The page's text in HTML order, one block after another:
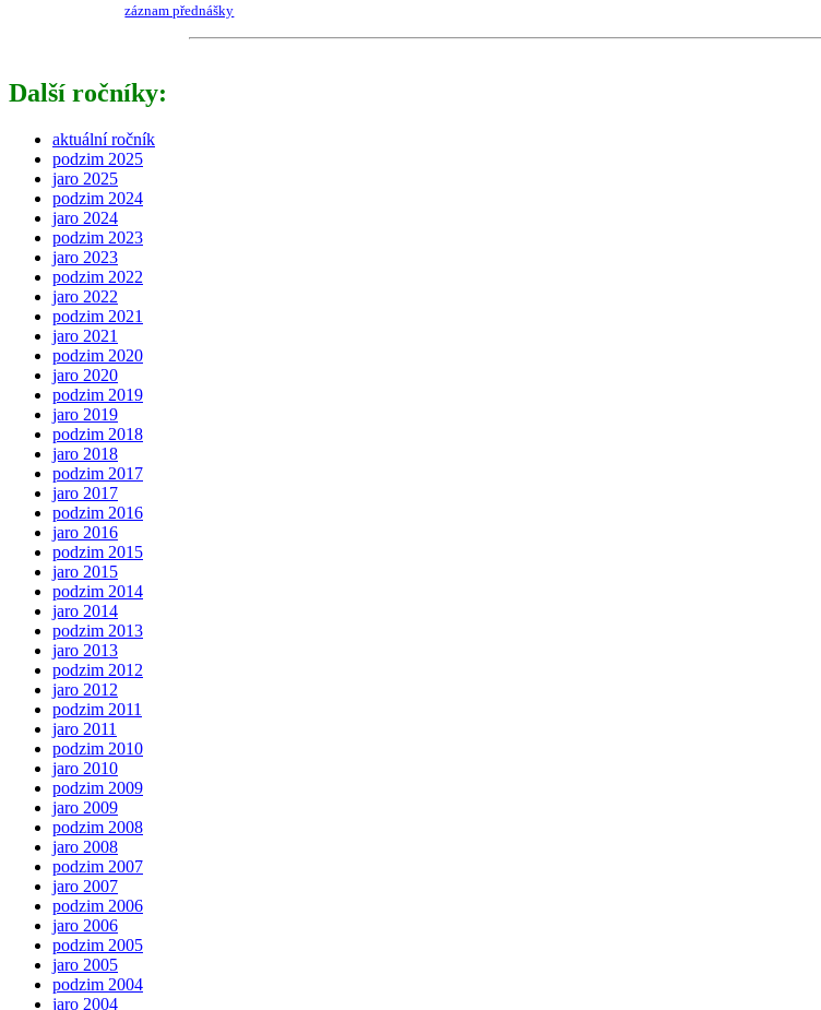
záznam přednášky
Další ročníky:
aktuální ročník
podzim 2025
jaro 2025
podzim 2024
jaro 2024
podzim 2023
jaro 2023
podzim 2022
jaro 2022
podzim 2021
jaro 2021
podzim 2020
jaro 2020
podzim 2019
jaro 2019
podzim 2018
jaro 2018
podzim 2017
jaro 2017
podzim 2016
jaro 2016
podzim 2015
jaro 2015
podzim 2014
jaro 2014
podzim 2013
jaro 2013
podzim 2012
jaro 2012
podzim 2011
jaro 2011
podzim 2010
jaro 2010
podzim 2009
jaro 2009
podzim 2008
jaro 2008
podzim 2007
jaro 2007
podzim 2006
jaro 2006
podzim 2005
jaro 2005
podzim 2004
jaro 2004